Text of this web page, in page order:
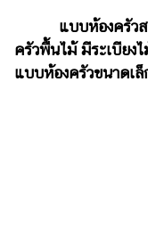
บันเทิง
แบบห้องครัว
ครัวพื้นไม้ มีระเบียง
แบบห้องครัวขนาดเ